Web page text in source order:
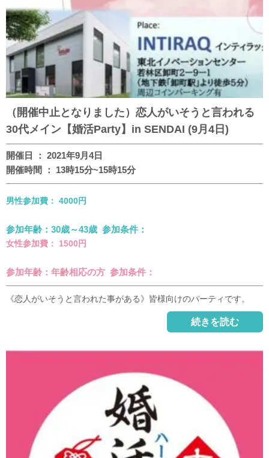
（開催中止となりました）恋人がいそうと言われる
30代メイン【婚活Party】in SENDAI (9月4日)
開催日 ： 2021年9月4日
開催時間 ： 13時15分~15時15分
男性参加費： 4000円
参加年齢：30歳～43歳 参加条件：
女性参加費： 1500円
参加年齢：年齢相応の方 参加条件：
《恋人がいそうと言われた事がある》皆様向けのパーティです。
続きを読む